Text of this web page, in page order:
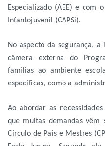
Especializado (AEE) e com
Infantojuvenil (CAPSi).
No aspecto da segurança,
câmera externa do
famílias ao ambiente
específicas, como a
Ao abordar as
que muitas demandas vêm
Círculo de Pais e Mestres